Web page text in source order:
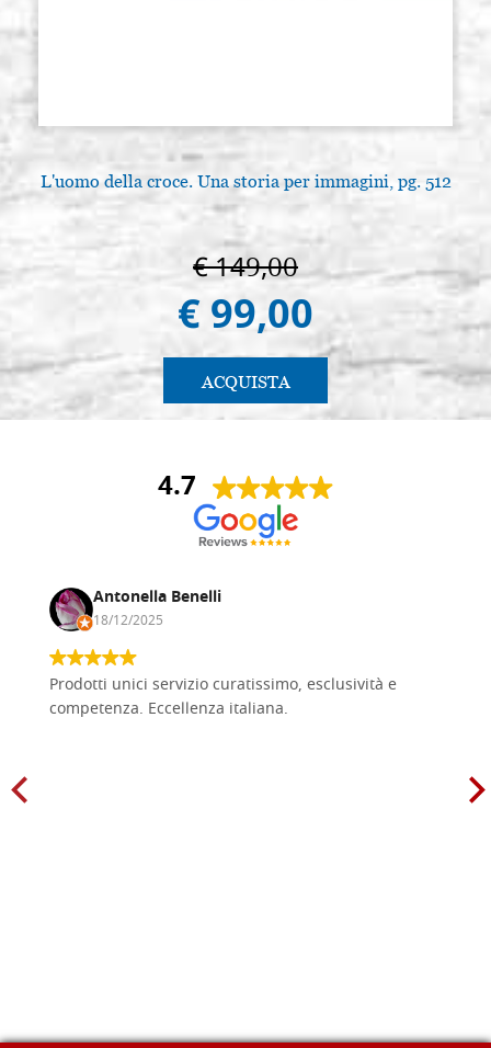
L'uomo della croce. Una storia per immagini, pg. 512
€ 149,00
€ 99,00
ACQUISTA
4.7
Antonella Benelli
18/12/2025
Prodotti unici servizio curatissimo, esclusività e
competenza. Eccellenza italiana.